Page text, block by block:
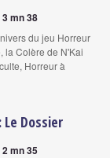
3 mn 38
du jeu Horreur
la Colère de N'Kai
Horreur à
Le Dossier
2 mn 35